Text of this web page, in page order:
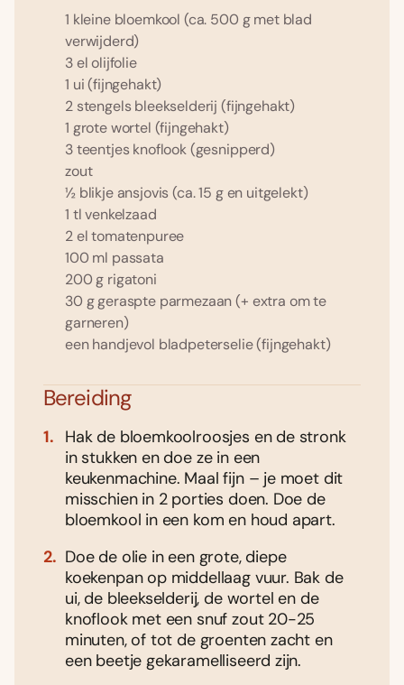
1 kleine bloemkool (ca. 500 g met blad
verwijderd)
3 el olijfolie
1 ui (fijngehakt)
2 stengels bleekselderij (fijngehakt)
1 grote wortel (fijngehakt)
3 teentjes knoflook (gesnipperd)
zout
½ blikje ansjovis (ca. 15 g en uitgelekt)
1 tl venkelzaad
2 el tomatenpuree
100 ml passata
200 g rigatoni
30 g geraspte parmezaan (+ extra om te
garneren)
een handjevol bladpeterselie (fijngehakt)
Bereiding
Hak de bloemkoolroosjes en de stronk
in stukken en doe ze in een
keukenmachine. Maal fijn – je moet dit
misschien in 2 porties doen. Doe de
bloemkool in een kom en houd apart.
Doe de olie in een grote, diepe
koekenpan op middellaag vuur. Bak de
ui, de bleekselderij, de wortel en de
knoflook met een snuf zout 20-25
minuten, of tot de groenten zacht en
een beetje gekaramelliseerd zijn.